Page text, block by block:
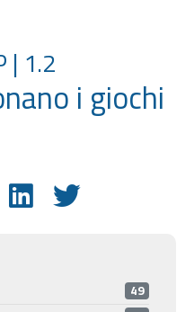
| 1.2
i giochi
49